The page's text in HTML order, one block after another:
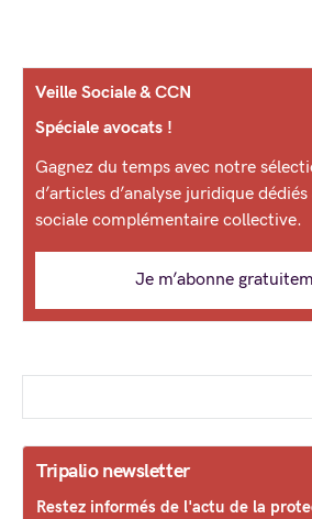
Veille Sociale & CCN
Spéciale avocats !
Gagnez du temps avec notre
d’articles d’analyse juridique
sociale complémentaire collective.
Je m’abonne
Tripalio newsletter
Restez informés de l'actu de la